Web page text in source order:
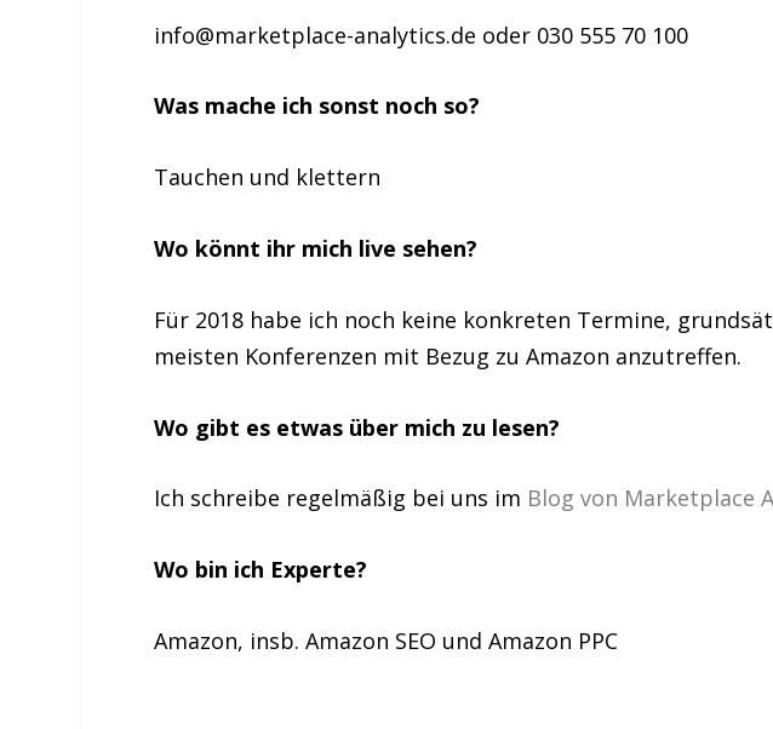
info@marketplace-analytics.de oder 030 555 70 100
Was mache ich sonst noch so?
Tauchen und klettern
Wo könnt ihr mich live sehen?
Für 2018 habe ich noch keine konkreten Termine,
meisten Konferenzen mit Bezug zu Amazon anzutreffen.
Wo gibt es etwas über mich zu lesen?
Ich schreibe regelmäßig bei uns im Blog von Marketplace
Wo bin ich Experte?
Amazon, insb. Amazon SEO und Amazon PPC